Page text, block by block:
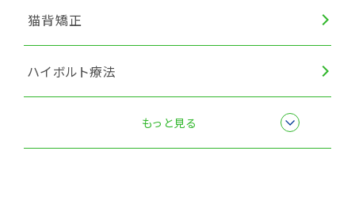
猫背矯正
ハイボルト療法
もっと見る